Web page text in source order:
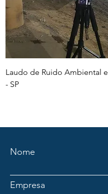
Laudo de Ruido Ambiental
- SP
Nome
Empresa